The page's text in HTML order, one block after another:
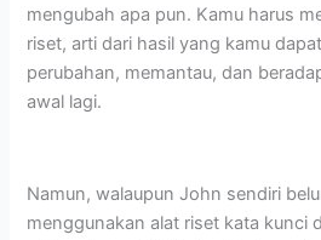
mengubah apa pun. Kamu harus
riset, arti dari hasil yang kamu
perubahan, memantau, dan
awal lagi.
Namun, walaupun John sendiri
menggunakan alat riset kata kunci